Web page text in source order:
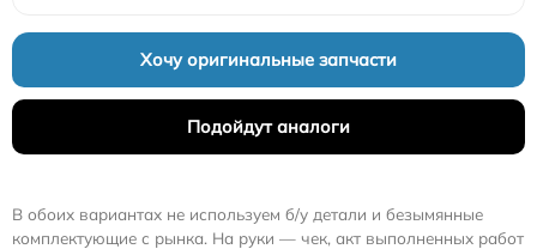
Хочу оригинальные запчасти
Подойдут аналоги
В обоих вариантах не используем б/у детали и безымянные
комплектующие с рынка. На руки — чек, акт выполненных работ